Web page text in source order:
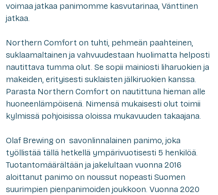
voimaa jatkaa panimomme kasvutarinaa, Vänttinen
jatkaa.
Northern Comfort on tuhti, pehmeän paahteinen,
suklaamaltainen ja vahvuudestaan huolimatta helposti
nautittava tumma olut. Se sopii mainiosti liharuokien ja
makeiden, erityisesti suklaisten jälkiruokien kanssa.
Parasta Northern Comfort on nautittuna hieman alle
huoneenlämpöisenä. Nimensä mukaisesti olut toimii
kylmissä pohjoisissa oloissa mukavuuden takaajana.
Olaf Brewing on savonlinnalainen panimo, joka
työllistää tällä hetkellä ympärivuotisesti 5 henkilöä.
Tuotantomäärältään ja jakelultaan vuonna 2016
aloittanut panimo on noussut nopeasti Suomen
suurimpien pienpanimoiden joukkoon. Vuonna 2020